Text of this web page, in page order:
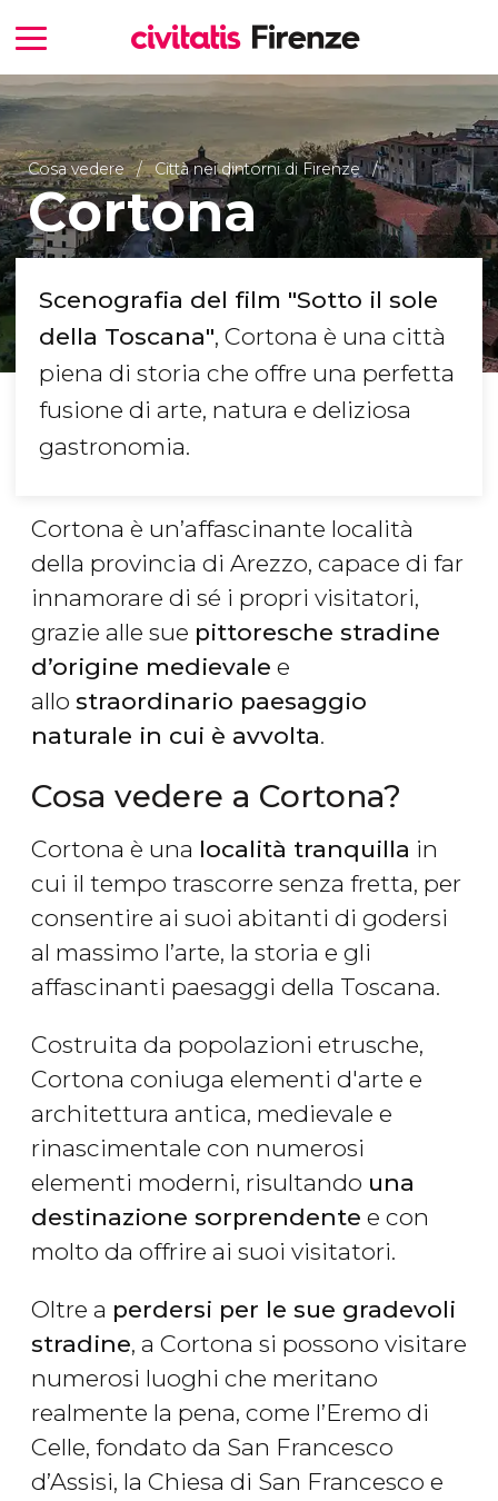
Cosa vedere Città nei dintorni di Firenze
Cortona
Scenografia del film "Sotto il sole
della Toscana", Cortona è una città
piena di storia che offre una perfetta
fusione di arte, natura e deliziosa
gastronomia.
Cortona è un’affascinante località
della provincia di Arezzo, capace di far
innamorare di sé i propri visitatori,
grazie alle sue pittoresche stradine
d’origine medievale e
allo straordinario paesaggio
naturale in cui è avvolta.
Cosa vedere a Cortona?
Cortona è una località tranquilla in
cui il tempo trascorre senza fretta, per
consentire ai suoi abitanti di godersi
al massimo l’arte, la storia e gli
affascinanti paesaggi della Toscana.
Costruita da popolazioni etrusche,
Cortona coniuga elementi d'arte e
architettura antica, medievale e
rinascimentale con numerosi
elementi moderni, risultando una
destinazione sorprendente e con
molto da offrire ai suoi visitatori.
Oltre a perdersi per le sue gradevoli
stradine, a Cortona si possono visitare
numerosi luoghi che meritano
realmente la pena, come l’Eremo di
Celle, fondato da San Francesco
d’Assisi, la Chiesa di San Francesco e